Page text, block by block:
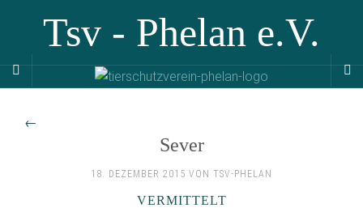
Tsv - Phelan e.V.
←
Sever
18. DEZEMBER 2015 VON TSV-PHELAN
VERMITTELT